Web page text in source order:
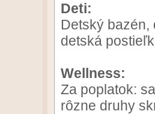
Deti:
Detský bazén,
detská
Wellness:
Za poplatok:
rôzne druhy